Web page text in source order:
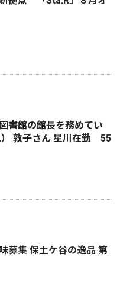
書館の館長を務めてい
） 敦子さん 星川在勤 55
募集 保土ケ谷の逸品 第